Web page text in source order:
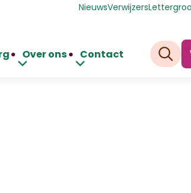
Over ons Contact
NieuwsVerwijzers